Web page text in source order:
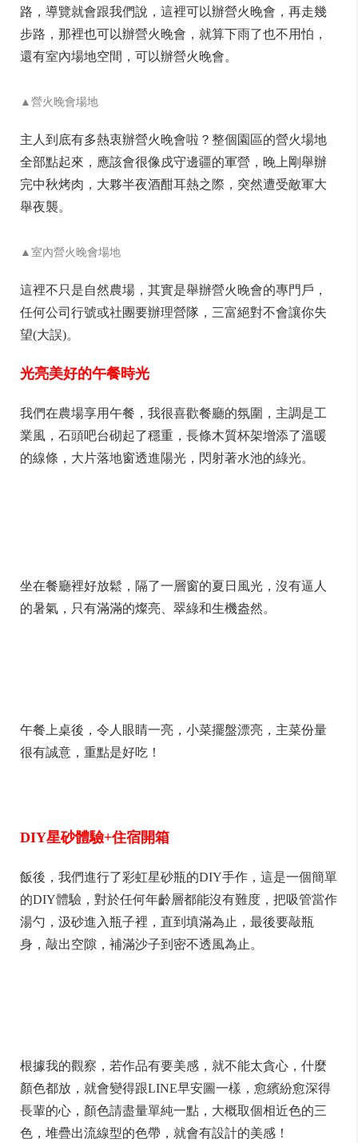
路，導覽就會跟我們說，這裡可以辦營火晚會，再走幾
步路，那裡也可以辦營火晚會，就算下雨了也不用怕，
還有室內場地空間，可以辦營火晚會。
▲營火晚會場地
主人到底有多熱衷辦營火晚會啦？整個園區的營火場地
全部點起來，應該會很像戍守邊疆的軍營，晚上剛舉辦
完中秋烤肉，大夥半夜酒酣耳熱之際，突然遭受敵軍大
舉夜襲。
▲室內營火晚會場地
這裡不只是自然農場，其實是舉辦營火晚會的專門戶，
任何公司行號或社團要辦理營隊，三富絕對不會讓你失
望(大誤)。
光亮美好的午餐時光
我們在農場享用午餐，我很喜歡餐廳的氛圍，主調是工
業風，石頭吧台砌起了穩重，長條木質杯架增添了溫暖
的線條，大片落地窗透進陽光，閃射著水池的綠光。
坐在餐廳裡好放鬆，隔了一層窗的夏日風光，沒有逼人
的暑氣，只有滿滿的燦亮、翠綠和生機盎然。
午餐上桌後，令人眼睛一亮，小菜擺盤漂亮，主菜份量
很有誠意，重點是好吃！
DIY星砂體驗+住宿開箱
飯後，我們進行了彩虹星砂瓶的DIY手作，這是一個簡單
的DIY體驗，對於任何年齡層都能沒有難度，把吸管當作
湯勺，汲砂進入瓶子裡，直到填滿為止，最後要敲瓶
身，敲出空隙，補滿沙子到密不透風為止。
根據我的觀察，若作品有要美感，就不能太貪心，什麼
顏色都放，就會變得跟LINE早安圖一樣，愈繽紛愈深得
長輩的心，顏色請盡量單純一點，大概取個相近色的三
色，堆疊出流線型的色帶，就會有設計的美感！